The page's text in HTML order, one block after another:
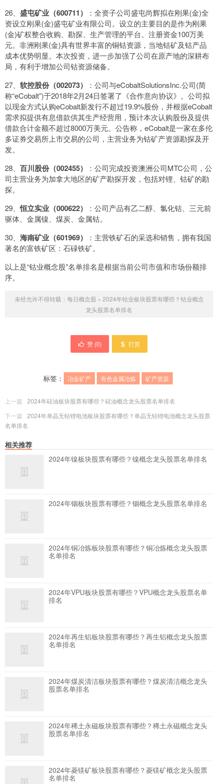
26、 盛屯矿业（600711）
：全资子公司盛屯尚辉拟在刚果(金)全
资设立刚果(金)盛屯矿业有限公司。设立的主要目的是作为刚果
(金)矿权整合收购、勘探、生产管理的平台。注册资金100万美
元。非洲刚果(金)具有世界丰富的铜钴资源，当地钴矿及钴产品
成本优势明显。本次投资，进一步加强了公司在原产地的深耕布
局，有利于增加公司钴资源储备。
27、 软控股份（002073）
：公司与eCobaltSolutionsInc.公司(简
称“eCobalt”)于2018年2月24日签署了《合作意向协议》。公司拟
以现金方式认购eCobalt新发行不超过19.9%股份，并根据eCobalt
需求拟提供有息借款供其生产经营用，预计本次认购股份及提供
借款合计金额不超过8000万美元。公告称，eCobalt是一家在多伦
多证券交易所上市交易的公司，主营业务为钴矿产资源勘探及开
发。
28、 百川股份（002455）
：公司完成投资澳洲公司MTC公司，公
司主营业务为加拿大地区的矿产勘探开发，包括对锂、钴矿的勘
探。
29、恒立实业（000622）
：公司产品有乙二醇、氯化钴、三元前
驱体、金属镍、煤炭、金属钴。
30、 海南矿业（601969）
：主营铁矿石的采选和销售，拥有我国
著名的富铁矿区：石碌铁矿。
以上是“钴业概念股”名单排名是根据当前公司市值和市场份额排
序。
未经允许不得转载： 每日概念股 » 2024年钴业板块股票有哪些？钴业概念
龙头股票名单排名
赞 (0) 打赏
标签： 冶金矿产 有色金属冶炼 矿产资源
上一篇
2024年硅油板块股票有哪些？硅油概念龙头股票名单排名
下一篇
2024年单晶无钴锂电池板块股票有哪些？单晶无钴锂电池概念龙头股票
名单排名
相关推荐
2024年镍板块股票有哪些？镍概念龙头股票名单排名
2024年铟板块股票有哪些？铟概念龙头股票名单排名
2024年铜冶炼板块股票有哪些？铜冶炼概念龙头股票
名单排名
2024年VPU板块股票有哪些？VPU概念龙头股票名单
排名
2024年再生铝板块股票有哪些？再生铝概念龙头股票
名单排名
2024年煤炭清洁板块股票有哪些？煤炭清洁概念龙头
股票名单排名
2024年稀土永磁板块股票有哪些？稀土永磁概念龙头
股票名单排名
2024年菱镁矿板块股票有哪些？菱镁矿概念龙头股票
名单排名